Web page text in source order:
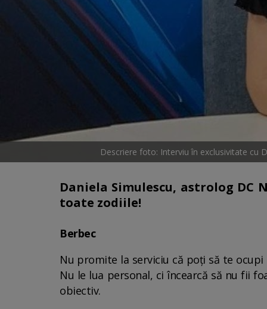
Descriere foto: Interviu în exclusivitate cu
Daniela Simulescu, astrolog DC
toate zodiile!
Berbec
Nu promite la serviciu că poți să te
Nu le lua personal, ci încearcă să nu fii
obiectiv.